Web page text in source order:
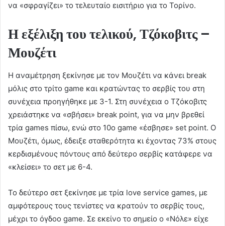
να «σφραγίζει» το τελευταίο εισιτήριο για το Τορίνο.
Η εξέλιξη του τελικού, Τζόκοβιτς –
Μουζέτι
Η αναμέτρηση ξεκίνησε με τον Μουζέτι να κάνει break
μόλις στο τρίτο game και κρατώντας το σερβίς του στη
συνέχεια προηγήθηκε με 3-1. Στη συνέχεια ο Τζόκοβιτς
χρειάστηκε να «σβήσει» break point, για να μην βρεθεί
τρία games πίσω, ενώ στο 10ο game «έσβησε» set point. Ο
Μουζέτι, όμως, έδειξε σταθερότητα κι έχοντας 73% στους
κερδισμένους πόντους από δεύτερο σερβίς κατάφερε να
«κλείσει» το σετ με 6-4.
Το δεύτερο σετ ξεκίνησε με τρία love service games, με
αμφότερους τους τενίστες να κρατούν το σερβίς τους,
μέχρι το όγδοο game. Σε εκείνο το σημείο ο «Νόλε» είχε